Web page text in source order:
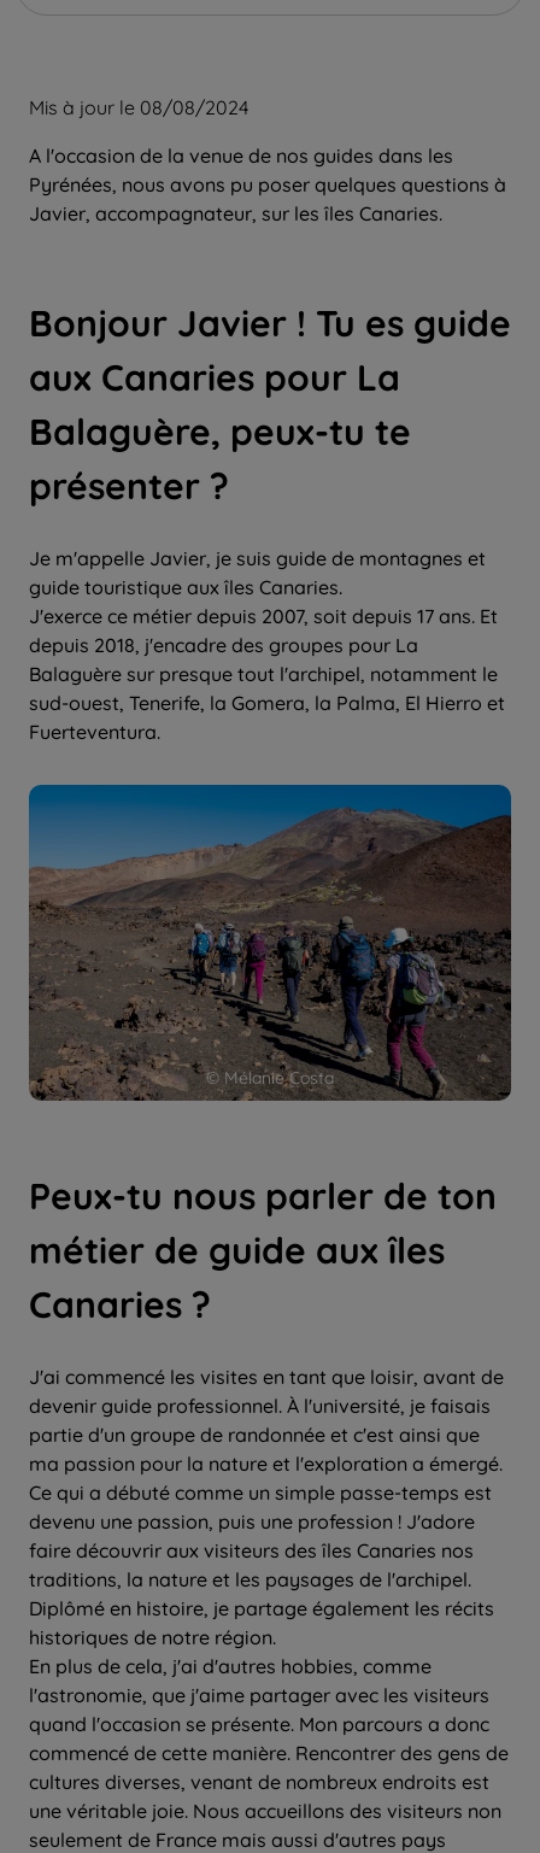
Mis à jour le 08/08/2024
A l'occasion de la venue de nos guides dans les
Pyrénées, nous avons pu poser quelques questions à
Javier, accompagnateur, sur les îles Canaries.
© Mélanie Costa
Bonjour Javier ! Tu es guide
aux Canaries pour La
Balaguère, peux-tu te
présenter ?
Je m'appelle Javier, je suis guide de montagnes et
guide touristique aux îles Canaries.
J'exerce ce métier depuis 2007, soit depuis 17 ans. Et
depuis 2018, j'encadre des groupes pour La
Balaguère sur presque tout l'archipel, notamment le
sud-ouest, Tenerife, la Gomera, la Palma, El Hierro et
Fuerteventura.
Peux-tu nous parler de ton
métier de guide aux îles
Canaries ?
J'ai commencé les visites en tant que loisir, avant de
devenir guide professionnel. À l'université, je faisais
partie d'un groupe de randonnée et c'est ainsi que
ma passion pour la nature et l'exploration a émergé.
Ce qui a débuté comme un simple passe-temps est
devenu une passion, puis une profession ! J'adore
faire découvrir aux visiteurs des îles Canaries nos
traditions, la nature et les paysages de l'archipel.
Diplômé en histoire, je partage également les récits
historiques de notre région.
En plus de cela, j'ai d'autres hobbies, comme
l'astronomie, que j'aime partager avec les visiteurs
quand l'occasion se présente. Mon parcours a donc
commencé de cette manière. Rencontrer des gens de
cultures diverses, venant de nombreux endroits est
une véritable joie. Nous accueillons des visiteurs non
seulement de France mais aussi d'autres pays